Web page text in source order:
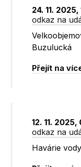
24. 11.
odkaz na
Buzulucká
Přejít na
12. 11.
odkaz na
Havárie vody